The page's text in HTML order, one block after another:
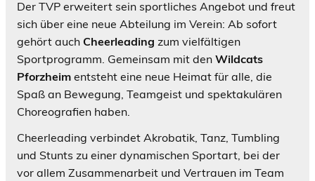
Der TVP erweitert sein sportliches Angebot und freut
sich über eine neue Abteilung im Verein: Ab sofort
gehört auch Cheerleading zum vielfältigen
Sportprogramm. Gemeinsam mit den Wildcats
Pforzheim entsteht eine neue Heimat für alle, die
Spaß an Bewegung, Teamgeist und spektakulären
Choreografien haben.
Cheerleading verbindet Akrobatik, Tanz, Tumbling
und Stunts zu einer dynamischen Sportart, bei der
vor allem Zusammenarbeit und Vertrauen im Team